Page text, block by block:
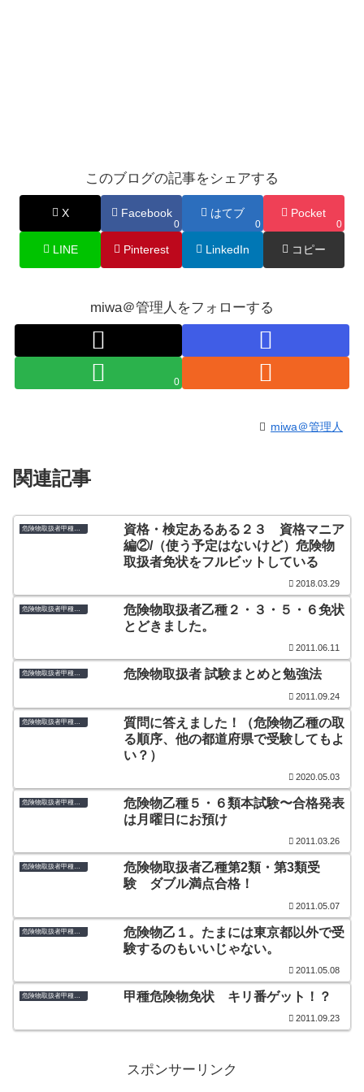
このブログの記事をシェアする
X Facebook
0
はてブ
0
Pocket
0
LINE Pinterest LinkedIn コピー
miwa＠管理人をフォローする
0
miwa＠管理人
関連記事
資格・検定あるある２３ 資格マニア
編②/（使う予定はないけど）危険物
取扱者免状をフルビットしている
2018.03.29
危険物取扱者甲種・乙種
危険物取扱者乙種２・３・５・６免状
とどきました。
2011.06.11
危険物取扱者甲種・乙種 危険物取扱者 試験まとめと勉強法
2011.09.24
質問に答えました！（危険物乙種の取
る順序、他の都道府県で受験してもよ
い？）
2020.05.03
危険物取扱者甲種・乙種
危険物乙種５・６類本試験〜合格発表
は月曜日にお預け
2011.03.26
危険物取扱者甲種・乙種
危険物取扱者乙種第2類・第3類受
験 ダブル満点合格！
2011.05.07
危険物乙１。たまには東京都以外で受
験するのもいいじゃない。
2011.05.08
危険物取扱者甲種・乙種 甲種危険物免状 キリ番ゲット！？
2011.09.23
スポンサーリンク